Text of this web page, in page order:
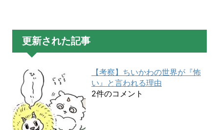
更新された記事
【考察】ちいかわの世界が『怖
い』と言われる理由
2件のコメント